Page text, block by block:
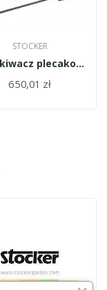
STOCKER
Opryskiwacz plecakowy elektryczny 10l 2,5 bar...
650,01 zł